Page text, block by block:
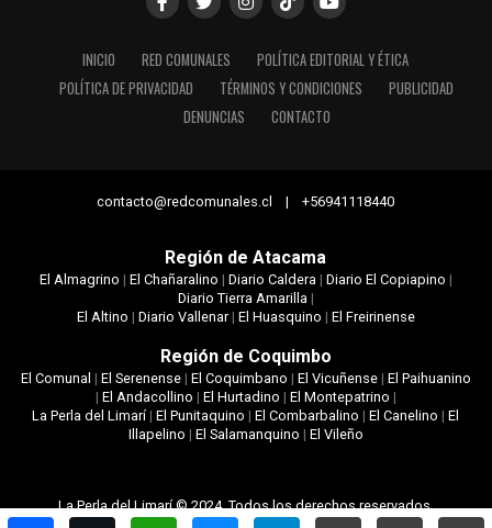
INICIO RED COMUNALES
POLÍTICA EDITORIAL Y ÉTICA
POLÍTICA DE PRIVACIDAD
TÉRMINOS Y CONDICIONES
PUBLICIDAD
DENUNCIAS
CONTACTO
contacto@redcomunales.cl | +56941118440
Región de Atacama
El Almagrino | El Chañaralino | Diario Caldera| Diario El Copiapino |
Diario Tierra Amarilla|
El Altino | Diario Vallenar| El Huasquino | El Freirinense
Región de Coquimbo
El Comunal | El Serenense| El Coquimbano | El Vicuñense| El Paihuanino
| El Andacollino | El Hurtadino | El Montepatrino |
La Perla del Limarí|El Punitaquino |El Combarbalino |El Canelino |El
Illapelino | El Salamanquino | El Vileño
La Perla del Limarí © 2024. Todos los derechos reservados.